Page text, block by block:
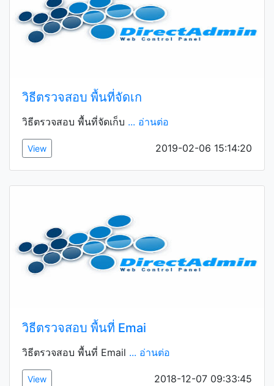
วิธีตรวจสอบ พื้นที่จัดเก
วิธีตรวจสอบ พื้นที่จัดเก็บ ... อ่านต่อ
View 2019-02-06 15:14:20
วิธีตรวจสอบ พื้นที่ Emai
วิธีตรวจสอบ พื้นที่ Email ... อ่านต่อ
View 2018-12-07 09:33:45